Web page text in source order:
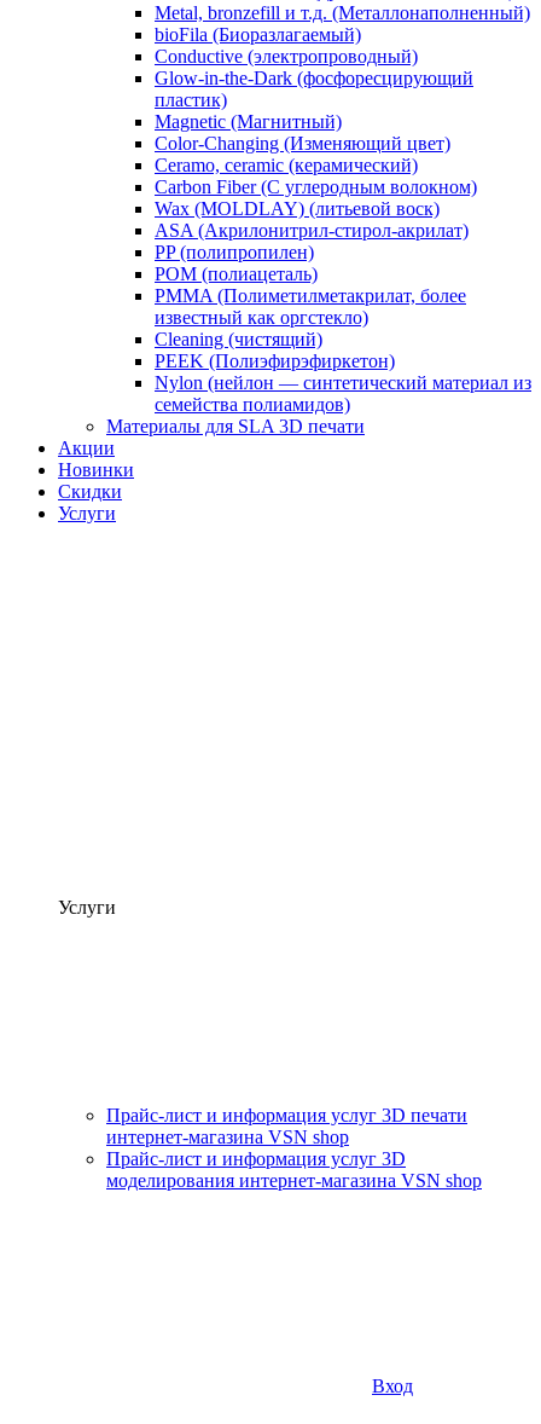
Metal, bronzefill и т.д. (Металлонаполненный)
bioFila (Биоразлагаемый)
Conductive (электропроводный)
Glow-in-the-Dark (фосфоресцирующий
пластик)
Magnetic (Магнитный)
Color-Changing (Изменяющий цвет)
​Ceramo, ceramic (керамический)
​Carbon Fiber (С углеродным волокном)
Wax (MOLDLAY) (литьевой воск)
​ASA (Акрилонитрил-стирол-акрилат)
​PP (полипропилен)
​POM (полиацеталь)
​PMMA (Полиметилметакрилат, более
известный как оргстекло)
​Cleaning (чистящий)
PEEK (Полиэфирэфиркетон)
​Nylon (нейлон — синтетический материал из
семейства полиамидов)
Материалы для SLA 3D печати
Акции
Новинки
Скидки
Услуги
Услуги
Прайс-лист и информация услуг 3D печати
интернет-магазина VSN shop
Прайс-лист и информация услуг 3D
моделирования интернет-магазина VSN shop
Вход